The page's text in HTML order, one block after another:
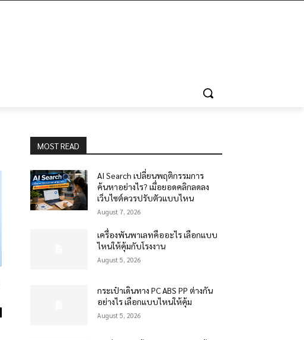
MOST READ
AI Search เปลี่ยนพฤติกรรมการ
ค้นหาอย่างไร? เมื่อยอดคลิกลดลง
เว็บไซต์ควรปรับตัวแบบไหน
August 7, 2026
เครื่องพันพาเลทคืออะไร เลือกแบบ
ไหนให้คุ้มกับโรงงาน
August 5, 2026
กระเป๋าเดินทาง PC ABS PP ต่างกัน
อย่างไร เลือกแบบไหนให้คุ้ม
August 5, 2026